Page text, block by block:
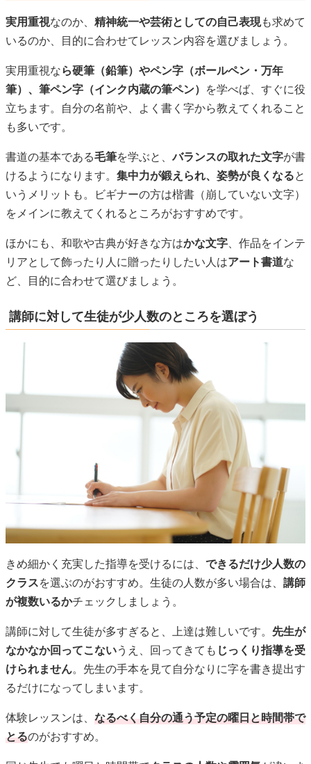
実用重視なのか、 精神統一や芸術としての自己表現も求めて
いるのか、目的に合わせてレッスン内容を選びましょう。
実用重視なら硬筆（鉛筆）やペン字（ボールペン・万年
筆）、筆ペン字（インク内蔵の筆ペン） を学べば、すぐに役
立ちます。自分の名前や、よく書く字から教えてくれること
も多いです。
書道の基本である毛筆を学ぶと、バランスの取れた文字が書
けるようになります。 集中力が鍛えられ、姿勢が良くなると
いうメリットも。ビギナーの方は楷書（崩していない文字）
をメインに教えてくれるところがおすすめです。
ほかにも、和歌や古典が好きな方はかな文字、作品をインテ
リアとして飾ったり人に贈ったりしたい人はアート書道な
ど、目的に合わせて選びましょう。
講師に対して生徒が少人数のところを選ぼう
きめ細かく充実した指導を受けるには、 できるだけ少人数の
クラスを選ぶのがおすすめ。生徒の人数が多い場合は、 講師
が複数いるかチェックしましょう。
講師に対して生徒が多すぎると、上達は難しいです。 先生が
なかなか回ってこないうえ、回ってきても じっくり指導を受
けられません。先生の手本を見て自分なりに字を書き提出す
るだけになってしまいます。
体験レッスンは、 なるべく自分の通う予定の曜日と時間帯で
とるのがおすすめ。